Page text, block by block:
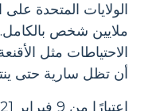
ملايين شخص
الاحتياطات مثل
أن تظل سارية حتى